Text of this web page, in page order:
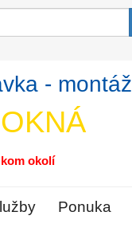
- montáž
okolí
Ponuka